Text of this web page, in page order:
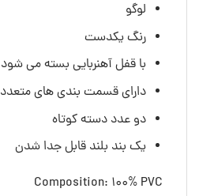
لوگو
رنگ یکدست
با قفل آهنربایی بسته می شود
دارای قسمت بندی های متعدد
دو عدد دسته کوتاه
یک بند بلند قابل جدا شدن
Composition: 100% PVC